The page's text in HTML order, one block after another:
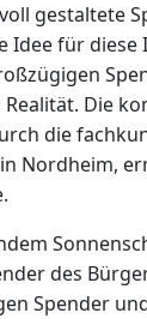
gestaltete
Idee für
Die
die
Nordheim,
des
Spender